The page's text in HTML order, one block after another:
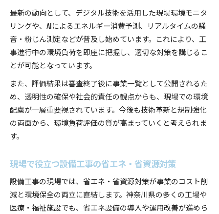
最新の動向として、デジタル技術を活用した現場環境モニタ
リングや、AIによるエネルギー消費予測、リアルタイムの騒
音・粉じん測定などが普及し始めています。これにより、工
事進行中の環境負荷を即座に把握し、適切な対策を講じるこ
とが可能となっています。
また、評価結果は審査終了後に事業一覧として公開されるた
め、透明性の確保や社会的責任の観点からも、現場での環境
配慮が一層重要視されています。今後も技術革新と規制強化
の両面から、環境負荷評価の質が高まっていくと考えられま
す。
現場で役立つ設備工事の省エネ・省資源対策
設備工事の現場では、省エネ・省資源対策が事業のコスト削
減と環境保全の両立に直結します。神奈川県の多くの工場や
医療・福祉施設でも、省エネ設備の導入や運用改善が進めら